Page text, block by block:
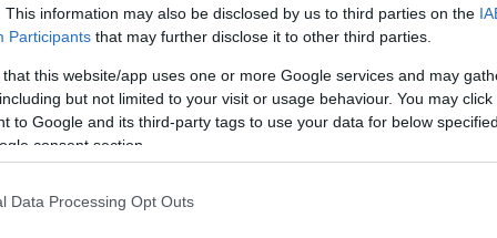
This information may also be disclosed by us to third parties on the
Participants that may further disclose it to other third parties.
that this website/app uses one or more Google services and may
but not limited to your visit or usage behaviour. You may
to Google and its third-party tags to use your data for below
consent section.
Data Processing Opt Outs
felújításának ünnepén arról beszélt,
ami azt jelentette, hogy itt akarnak maradni,
települt egy olyan nemzetiség, amelyik
a nemzetet. A templomfelújításoknál talán a
hozzá az államtitkár.
arról beszélt,